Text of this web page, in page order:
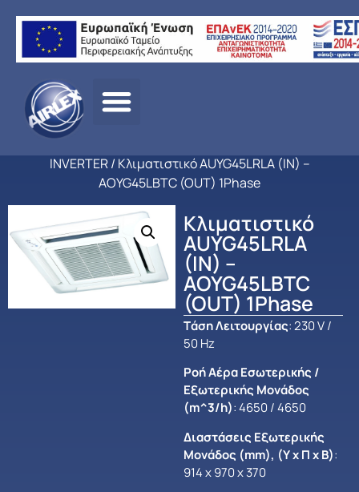
σελίδα/ΠΡΟΪΟΝΤΑ
INVERTER/ Κλιματιστικό AUYG45LRLA (IN) –
AOYG45LBTC (OUT) 1Phase
Κλιματιστικό
AUYG45LRLA
(IN) –
AOYG45LBTC
(OUT) 1Phase
Tάση Λειτουργίας: 230 V /
50 Hz
Ροή Αέρα Εσωτερικής /
Εξωτερικής Μονάδος
(m^3/h): 4650 / 4650
Διαστάσεις Εξωτερικής
Μονάδος (mm), (Υ x Π x B):
914 x 970 x 370